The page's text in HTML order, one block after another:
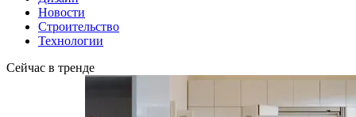
Новости
Строительство
Технологии
Сейчас в тренде